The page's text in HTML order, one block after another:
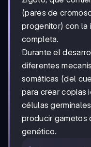
(pares de
progenitor) con la
completa.
Durante el
diferentes
somáticas (del
para crear copias
células
producir gametos
genético.